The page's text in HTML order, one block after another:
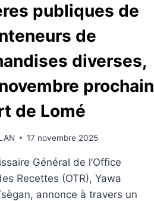
publiques de
de
diverses,
prochain
de Lomé
17 novembre 2025
Général de l’Office
Recettes (OTR), Yawa
annonce à travers un